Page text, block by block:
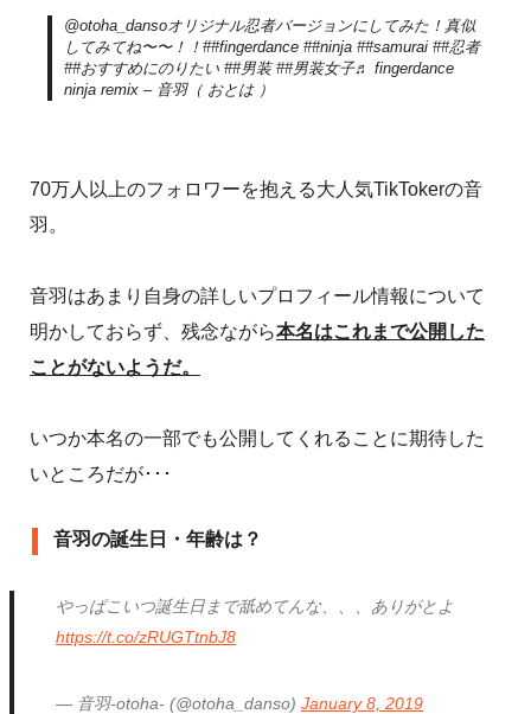
@otoha_dansoオリジナル忍者バージョンにしてみた！真似
してみてね〜〜！！##fingerdance ##ninja ##samurai ##忍者
##おすすめにのりたい ##男装 ##男装女子♬ fingerdance
ninja remix – 音羽（ おとは ）
70万人以上のフォロワーを抱える大人気TikTokerの音
羽。
音羽はあまり自身の詳しいプロフィール情報について
明かしておらず、残念ながら本名はこれまで公開した
ことがないようだ。
いつか本名の一部でも公開してくれることに期待した
いところだが･･･
音羽の誕生日・年齢は？
やっぱこいつ誕生日まで舐めてんな、、、ありがとよ
https://t.co/zRUGTtnbJ8
— 音羽-otoha- (@otoha_danso)January 8, 2019